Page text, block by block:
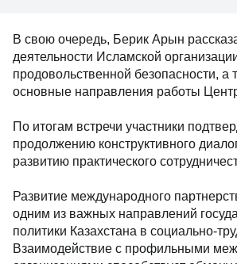
В свою очередь, Берик Арын
деятельности Исламской
продовольственной безопасности, а
основные направления работы
По итогам встречи участники
продолжению конструктивного
развитию практического
Развитие международного
одним из важных направлений
политики Казахстана в социально-
Взаимодействие с профильными